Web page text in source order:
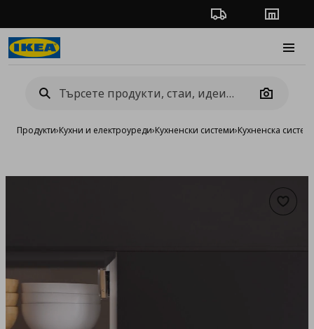
Проследяване на
Camera
Продукти›Кухни и електроуреди›Кухненски системи›Кухненска